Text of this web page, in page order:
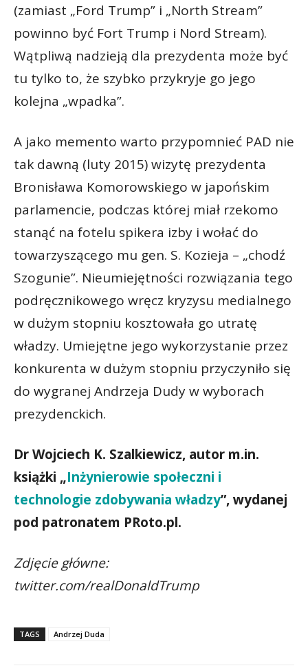
(zamiast „Ford Trump” i „North Stream”
powinno być Fort Trump i Nord Stream).
Wątpliwą nadzieją dla prezydenta może być
tu tylko to, że szybko przykryje go jego
kolejna „wpadka”.
A jako memento warto przypomnieć PAD nie
tak dawną (luty 2015) wizytę prezydenta
Bronisława Komorowskiego w japońskim
parlamencie, podczas której miał rzekomo
stanąć na fotelu spikera izby i wołać do
towarzyszącego mu gen. S. Kozieja – „chodź
Szogunie”. Nieumiejętności rozwiązania tego
podręcznikowego wręcz kryzysu medialnego
w dużym stopniu kosztowała go utratę
władzy. Umiejętne jego wykorzystanie przez
konkurenta w dużym stopniu przyczyniło się
do wygranej Andrzeja Dudy w wyborach
prezydenckich.
Dr Wojciech K. Szalkiewicz, autor m.in.
książki „Inżynierowie społeczni i
technologie zdobywania władzy”, wydanej
pod patronatem PRoto.pl.
Zdjęcie główne:
twitter.com/realDonaldTrump
TAGS Andrzej Duda